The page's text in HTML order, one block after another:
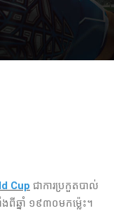
Cup ជា​ការ​ប្រកួត​បាល់​
ពី​ឆ្នាំ ១៩៣០​មក​ម្ល៉េះ​។